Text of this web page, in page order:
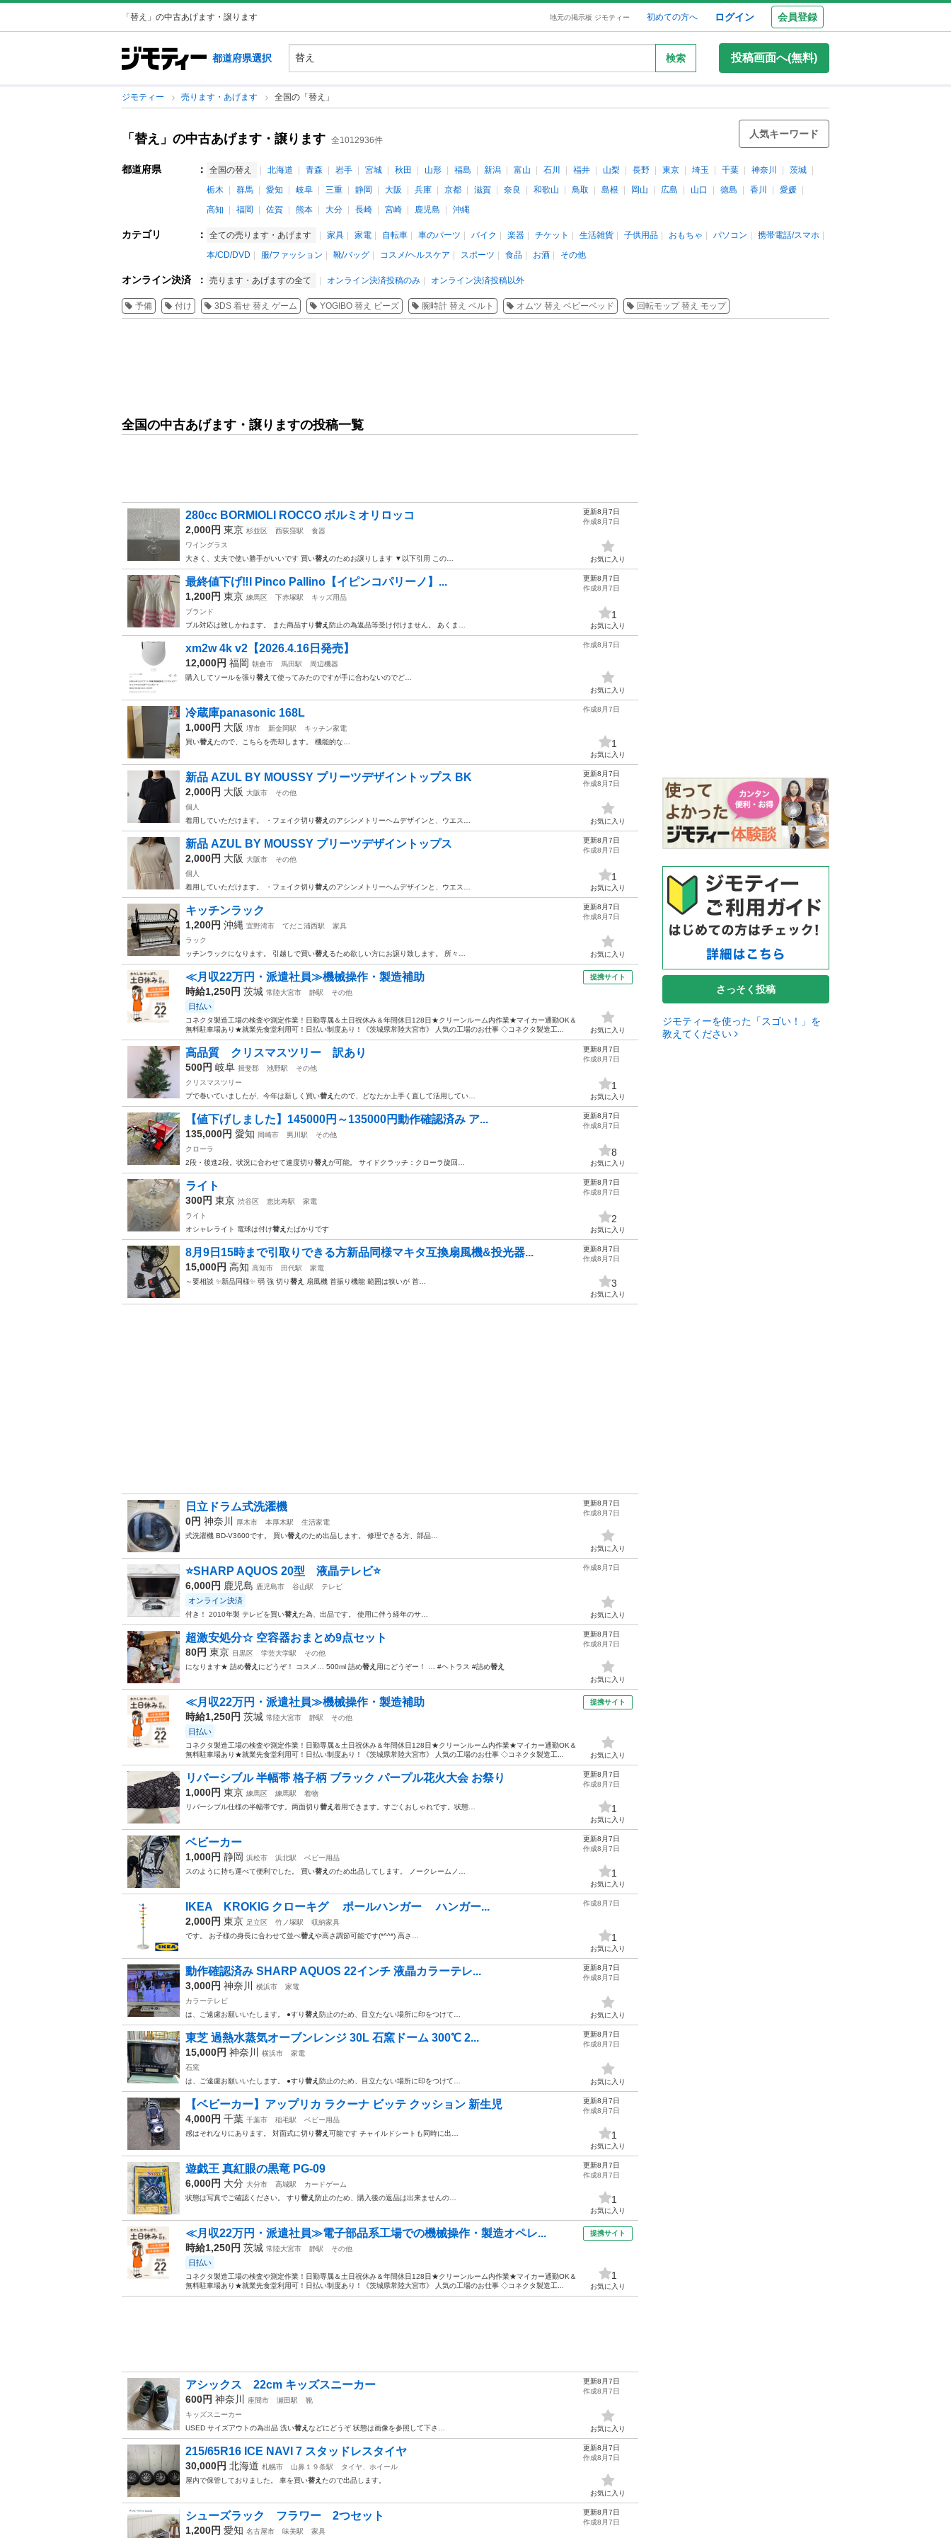
「替え」の中古あげます・譲ります 地元の掲示板 ジモティー 初めての方へ ログイン 会員登録
都道府県選択 検索 投稿画面へ(無料)
ジモティー 売ります・あげます 全国の「替え」
「替え」の中古あげます・譲ります 全1012936件
人気キーワード
都道府県 ： 全国の替え 北海道 青森 岩手 宮城 秋田 山形 福島 新潟 富山 石川 福井 山梨 長野 東京 埼玉 千葉 神奈川
茨城
栃木
群馬 愛知 岐阜 三重 静岡 大阪 兵庫 京都 滋賀 奈良 和歌山 鳥取 島根 岡山 広島 山口 徳島 香川
愛媛
高知
福岡 佐賀 熊本 大分 長崎 宮崎 鹿児島 沖縄
カテゴリ ： 全ての売ります・あげます 家具 家電 自転車 車のパーツ バイク 楽器 チケット 生活雑貨 子供用品 おもちゃ パソコン
携帯電話/スマホ
本/CD/DVD
服/ファッション 靴/バッグ コスメ/ヘルスケア スポーツ 食品 お酒 その他
オンライン決済 ： 売ります・あげますの全て オンライン決済投稿のみ オンライン決済投稿以外
予備 付け 3DS 着せ 替え ゲーム YOGIBO 替え ビーズ 腕時計 替え ベルト オムツ 替え ベビーベッド 回転モップ 替え モップ
全国の中古あげます・譲りますの投稿一覧
280cc BORMIOLI ROCCO ボルミオリロッコ
2,000円 東京 杉並区 西荻窪駅
食器
ワイングラス
大きく、丈夫で使い勝手がいいです 買い替え のためお譲りします ▼以下引用 この…
更新8月7日
作成8月7日
お気に入り
最終値下げ‼️I Pinco Pallino【イピンコパリーノ】...
1,200円 東京 練馬区 下赤塚駅
キッズ用品
ブランド
ブル対応は致しかねます。 また商品すり替え 防止の為返品等受け付けません。 あくま…
更新8月7日
作成8月7日
1
お気に入り
xm2w 4k v2【2026.4.16日発売】
12,000円 福岡 朝倉市 馬田駅
周辺機器
購入してソールを張り替え て使ってみたのですが手に合わないのでど…
作成8月7日
お気に入り
冷蔵庫panasonic 168L
1,000円 大阪 堺市 新金岡駅
キッチン家電
買い替え たので、こちらを売却します。 機能的な…
作成8月7日
1
お気に入り
新品 AZUL BY MOUSSY プリーツデザイントップス BK
2,000円 大阪 大阪市
その他
個人
着用していただけます。 ・フェイク切り替え のアシンメトリーヘムデザインと、ウエス…
更新8月7日
作成8月7日
お気に入り
新品 AZUL BY MOUSSY プリーツデザイントップス
2,000円 大阪 大阪市
その他
個人
着用していただけます。 ・フェイク切り替え のアシンメトリーヘムデザインと、ウエス…
更新8月7日
作成8月7日
1
お気に入り
キッチンラック
1,200円 沖縄 宜野湾市 てだこ浦西駅
家具
ラック
ッチンラックになります。 引越しで買い替え るため欲しい方にお譲り致します。 所々…
更新8月7日
作成8月7日
お気に入り
≪月収22万円・派遣社員≫機械操作・製造補助
時給1,250円 茨城 常陸大宮市 静駅 その他
日払い
コネクタ製造工場の検査や測定作業！日勤専属＆土日祝休み＆年間休日128日★クリーンルーム内作業★マイカー通勤OK＆
無料駐車場あり★就業先食堂利用可！日払い制度あり！《茨城県常陸大宮市》 人気の工場のお仕事 ◇コネクタ製造工...
提携サイト
お気に入り
高品質 クリスマスツリー 訳あり
500円 岐阜 揖斐郡 池野駅
その他
クリスマスツリー
プで巻いていましたが、今年は新しく買い替え たので、どなたか上手く直して活用してい…
更新8月7日
作成8月7日
1
お気に入り
【値下げしました】145000円～135000円動作確認済み ア...
135,000円 愛知 岡崎市 男川駅
その他
クローラ
2段・後進2段。状況に合わせて速度切り替え が可能。 サイドクラッチ：クローラ旋回…
更新8月7日
作成8月7日
8
お気に入り
ライト
300円 東京 渋谷区 恵比寿駅
家電
ライト
オシャレライト 電球は付け替え たばかりです
更新8月7日
作成8月7日
2
お気に入り
8月9日15時まで引取りできる方新品同様マキタ互換扇風機&投光器...
15,000円 高知 高知市 田代駅
家電
～要相談 ✨新品同様✨ 弱 強 切り替え 扇風機 首振り機能 範囲は狭いが 首…
更新8月7日
作成8月7日
3
お気に入り
日立ドラム式洗濯機
0円 神奈川 厚木市 本厚木駅
生活家電
式洗濯機 BD-V3600です。 買い替え のため出品します。 修理できる方、部品…
更新8月7日
作成8月7日
お気に入り
⭐️SHARP AQUOS 20型 液晶テレビ⭐️
6,000円 鹿児島 鹿児島市 谷山駅 テレビ
オンライン決済
付き！ 2010年製 テレビを買い替え た為、出品です。 使用に伴う経年のサ…
作成8月7日
お気に入り
超激安処分☆ 空容器おまとめ9点セット
80円 東京 目黒区 学芸大学駅
その他
になります★ 詰め替え にどうぞ！ コスメ… 500ml 詰め替え 用にどうぞー！ … #ヘトラス #詰め替え
更新8月7日
作成8月7日
お気に入り
≪月収22万円・派遣社員≫機械操作・製造補助
時給1,250円 茨城 常陸大宮市 静駅 その他
日払い
コネクタ製造工場の検査や測定作業！日勤専属＆土日祝休み＆年間休日128日★クリーンルーム内作業★マイカー通勤OK＆
無料駐車場あり★就業先食堂利用可！日払い制度あり！《茨城県常陸大宮市》 人気の工場のお仕事 ◇コネクタ製造工...
提携サイト
お気に入り
リバーシブル 半幅帯 格子柄 ブラック パープル花火大会 お祭り
1,000円 東京 練馬区 練馬駅
着物
リバーシブル仕様の半幅帯です。两面切り替え 着用できます。すごくおしゃれです。状態…
更新8月7日
作成8月7日
1
お気に入り
ベビーカー
1,000円 静岡 浜松市 浜北駅
ベビー用品
スのように持ち運べて便利でした。 買い替え のため出品してします。 ノークレームノ…
更新8月7日
作成8月7日
1
お気に入り
IKEA KROKIG クローキグ ポールハンガー ハンガー...
2,000円 東京 足立区 竹ノ塚駅
収納家具
です。 お子様の身長に合わせて並べ替え や高さ調節可能です(*^^*) 高さ…
作成8月7日
1
お気に入り
動作確認済み SHARP AQUOS 22インチ 液晶カラーテレ...
3,000円 神奈川 横浜市
家電
カラーテレビ
は、ご遠慮お願いいたします。 ●すり替え 防止のため、目立たない場所に印をつけて…
更新8月7日
作成8月7日
お気に入り
東芝 過熱水蒸気オーブンレンジ 30L 石窯ドーム 300℃ 2...
15,000円 神奈川 横浜市
家電
石窯
は、ご遠慮お願いいたします。 ●すり替え 防止のため、目立たない場所に印をつけて…
更新8月7日
作成8月7日
お気に入り
【ベビーカー】アップリカ ラクーナ ビッテ クッション 新生児
4,000円 千葉 千葉市 稲毛駅
ベビー用品
感はそれなりにあります。 対面式に切り替え 可能です チャイルドシートも同時に出…
更新8月7日
作成8月7日
1
お気に入り
遊戯王 真紅眼の黒竜 PG-09
6,000円 大分 大分市 高城駅
カードゲーム
状態は写真でご確認ください。 すり替え 防止のため、購入後の返品は出来ませんの…
更新8月7日
作成8月7日
1
お気に入り
≪月収22万円・派遣社員≫電子部品系工場での機械操作・製造オペレ...
時給1,250円 茨城 常陸大宮市 静駅 その他
日払い
コネクタ製造工場の検査や測定作業！日勤専属＆土日祝休み＆年間休日128日★クリーンルーム内作業★マイカー通勤OK＆
無料駐車場あり★就業先食堂利用可！日払い制度あり！《茨城県常陸大宮市》 人気の工場のお仕事 ◇コネクタ製造工...
提携サイト
1
お気に入り
アシックス 22cm キッズスニーカー
600円 神奈川 座間市 瀬田駅
靴
キッズスニーカー
USED サイズアウトの為出品 洗い替え などにどうぞ 状態は画像を参照して下さ…
更新8月7日
作成8月7日
お気に入り
215/65R16 ICE NAVI 7 スタッドレスタイヤ
30,000円 北海道 札幌市 山鼻１９条駅
タイヤ、ホイール
屋内で保管しておりました。 車を買い替え たので出品します。
更新8月7日
作成8月7日
お気に入り
シューズラック フラワー 2つセット
1,200円 愛知 名古屋市 味美駅 家具
更新8月7日
作成8月7日
さっそく投稿
ジモティーを使った「スゴい！」を
教えてください